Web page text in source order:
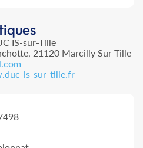
IS-sur-Tille
21120 Marcilly Sur Tille
is-sur-tille.fr